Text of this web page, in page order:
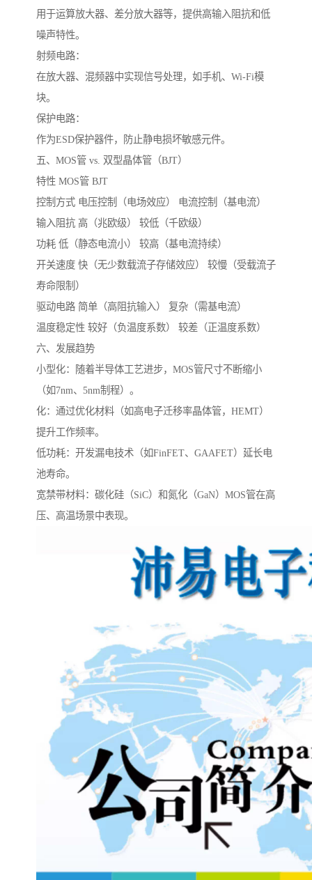
用于运算放大器、差分放大器等，提供高输入阻抗和低
噪声特性。
射频电路：
在放大器、混频器中实现信号处理，如手机、Wi-Fi模
块。
保护电路：
作为ESD保护器件，防止静电损坏敏感元件。
五、MOS管 vs. 双型晶体管（BJT）
特性 MOS管 BJT
控制方式 电压控制（电场效应） 电流控制（基电流）
输入阻抗 高（兆欧级） 较低（千欧级）
功耗 低（静态电流小） 较高（基电流持续）
开关速度 快（无少数载流子存储效应） 较慢（受载流子
寿命限制）
驱动电路 简单（高阻抗输入） 复杂（需基电流）
温度稳定性 较好（负温度系数） 较差（正温度系数）
六、发展趋势
小型化：随着半导体工艺进步，MOS管尺寸不断缩小
（如7nm、5nm制程）。
化：通过优化材料（如高电子迁移率晶体管，HEMT）
提升工作频率。
低功耗：开发漏电技术（如FinFET、GAAFET）延长电
池寿命。
宽禁带材料：碳化硅（SiC）和氮化（GaN）MOS管在高
压、高温场景中表现。